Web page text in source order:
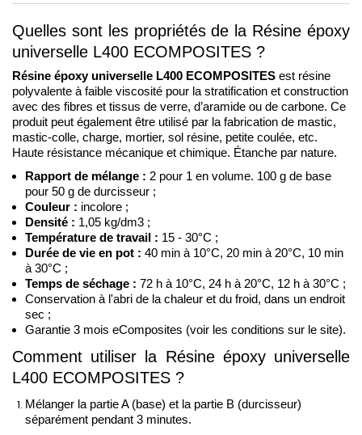
Quelles sont les propriétés de la Résine époxy
universelle L400 ECOMPOSITES ?
Résine époxy universelle L400 ECOMPOSITES est résine
polyvalente à faible viscosité pour la stratification et construction
avec des fibres et tissus de verre, d’aramide ou de carbone. Ce
produit peut également être utilisé par la fabrication de mastic,
mastic-colle, charge, mortier, sol résine, petite coulée, etc.
Haute résistance mécanique et chimique. Étanche par nature.
Rapport de mélange : 2 pour 1 en volume. 100 g de base
pour 50 g de durcisseur ;
Couleur : incolore ;
Densité : 1,05 kg/dm3 ;
Température de travail : 15 - 30°C ;
Durée de vie en pot : 40 min à 10°C, 20 min à 20°C, 10 min
à 30°C ;
Temps de séchage : 72 h à 10°C, 24 h à 20°C, 12 h à 30°C ;
Conservation à l'abri de la chaleur et du froid, dans un endroit
sec ;
Garantie 3 mois eComposites (voir les conditions sur le site).
Comment utiliser la Résine époxy universelle
L400 ECOMPOSITES ?
Mélanger la partie A (base) et la partie B (durcisseur)
séparément pendant 3 minutes.